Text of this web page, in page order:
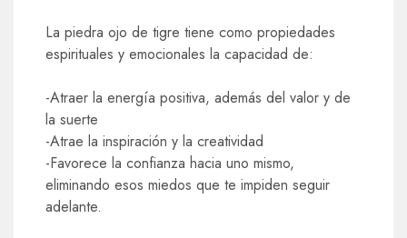
La piedra ojo de tigre tiene como propiedades
espirituales y emocionales la capacidad de:
-Atraer la energía positiva, además del valor y de
la suerte
-Atrae la inspiración y la creatividad
-Favorece la confianza hacia uno mismo,
eliminando esos miedos que te impiden seguir
adelante.